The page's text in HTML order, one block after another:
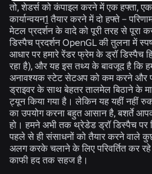
तो, शेडर्स को कंपाइल करने में एक हफ्ता,
कार्यान्वयन1 तैयार करने में दो हफ्ते –
मेटल प्रदर्शन के वादे को पूरी तरह से पूरा
डिस्पैच प्रदर्शन OpenGL की तुलना में
आधार पर हमारे रेंडर फ्रेम के ड्रॉ डिस्पैच
रहा है), और यह इस तथ्य के बावजूद है कि
अनावश्यक स्टेट सेटअप को कम करने और
ड्राइवर के साथ बेहतर तालमेल बिठाने के
ट्यून किया गया है। लेकिन यह यहीं नहीं
का उपयोग करना बहुत आसान है, बशर्ते
हो। हमने अभी तक थ्रेडेड ड्रॉ डिस्पैच पर
पहले से ही संसाधनों को तैयार करने वाले
अलग करके चलाने के लिए परिवर्तित कर
काफी हद तक सहज है।